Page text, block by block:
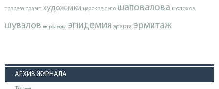
тороева трамп художники царское село шаповалова шолохов
шувалов щербакова эпидемия эрарта эрмитаж
АРХИВ ЖУРНАЛА